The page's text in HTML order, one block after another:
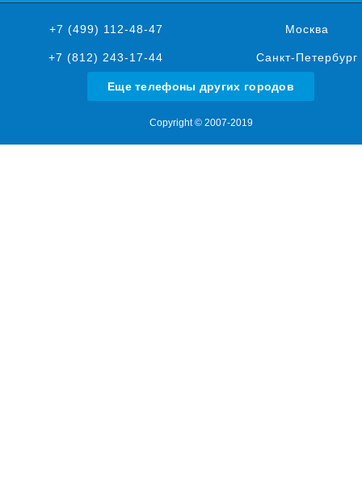
+7 (499) 112-48-47 Москва
+7 (812) 243-17-44 Санкт-Петербург
Еще телефоны других городов
Copyright © 2007-2019